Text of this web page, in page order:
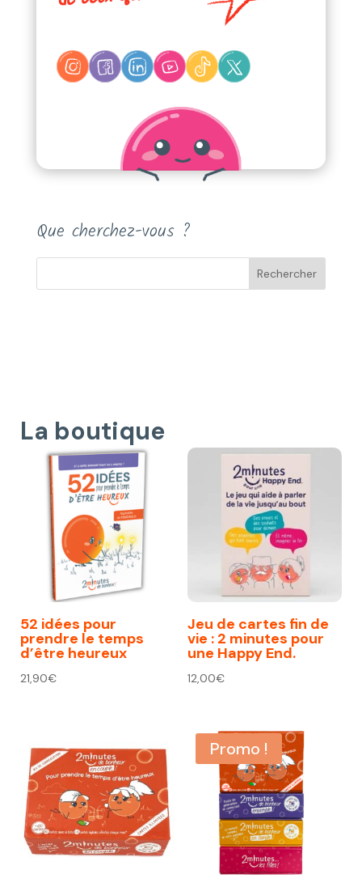
Que cherchez-vous ?
La boutique
52 idées pour
prendre le temps
d’être heureux
21,90€
Jeu de cartes fin de
vie : 2 minutes pour
une Happy End.
12,00€
Promo !